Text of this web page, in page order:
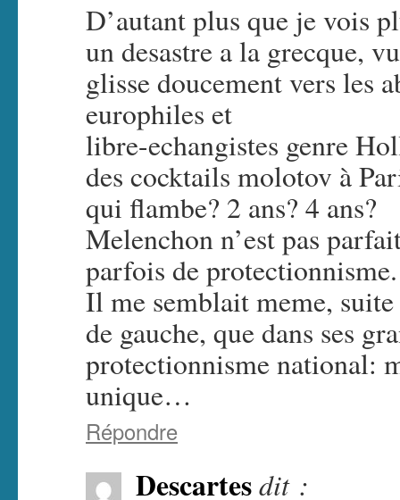
D’autant plus que je vois
un desastre a la grecque,
glisse doucement vers les
europhiles et
libre-echangistes genre
des cocktails molotov à
qui flambe? 2 ans? 4 ans?
Melenchon n’est pas
parfois de protectionnisme.
Il me semblait meme,
de gauche, que dans ses
protectionnisme national:
unique…
Répondre
Descartesdit :